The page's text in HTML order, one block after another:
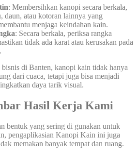
: Membersihkan kanopi secara berkala,
daun, atau kotoran lainnya yang
menjaga keindahan kain.
: Secara berkala, periksa rangka
tidak ada karat atau kerusakan pada
di Banten, kanopi kain tidak hanya
dari cuaca, tetapi juga bisa menjadi
daya tarik visual.
Hasil Kerja Kami
bentuk yang sering di gunakan untuk
pengaplikasian Kanopi Kain ini juga
memakan banyak tempat dan ruang.